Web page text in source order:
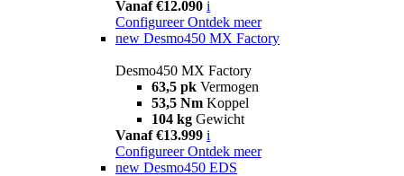
Vanaf €12.090 i
Configureer Ontdek meer
new Desmo450 MX Factory
Desmo450 MX Factory
63,5 pk Vermogen
53,5 Nm Koppel
104 kg Gewicht
Vanaf €13.999 i
Configureer Ontdek meer
new Desmo450 EDS